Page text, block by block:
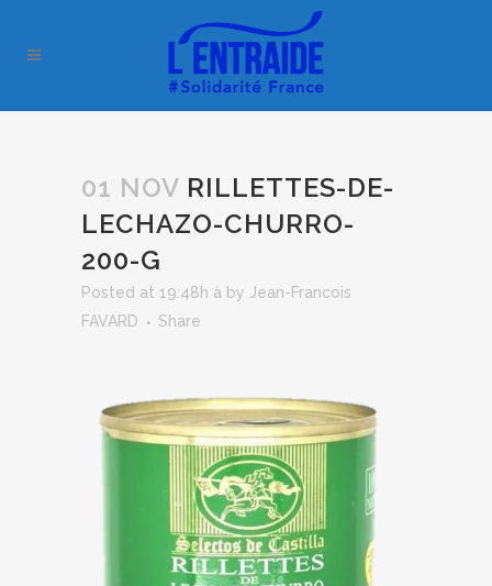
01 NOV RILLETTES-DE-
LECHAZO-CHURRO-
200-G
Posted at 19:48h à by Jean-Francois
FAVARD
Share